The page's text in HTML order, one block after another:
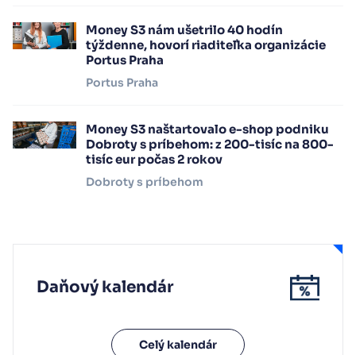
Money S3 nám ušetrilo 40 hodín
týždenne, hovorí riaditeľka organizácie
Portus Praha
Portus Praha
Money S3 naštartovalo e-shop podniku
Dobroty s príbehom: z 200-tisíc na 800-
tisíc eur počas 2 rokov
Dobroty s príbehom
Daňový kalendár
Celý kalendár